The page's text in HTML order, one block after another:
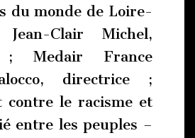
du monde de Loire-
Jean-Clair Michel,
; Medair France
directrice ;
contre le racisme et
entre les peuples –